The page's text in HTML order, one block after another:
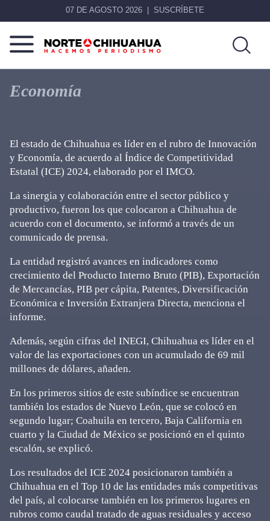
07 DE AGOSTO 2026 SUSCRÍBETE
Norte
Chihuahua
Más
que
noticias,
Economía
El estado de Chihuahua es líder en el rubro de Innovación
y Economía, de acuerdo al Índice de Competitividad
Estatal (ICE) 2024, elaborado por el IMCO.
La sinergia y colaboración entre el sector público y
productivo, fueron los que colocaron a Chihuahua de
acuerdo con el documento, se informó a través de un
comunicado de prensa.
La entidad registró avances en indicadores como
crecimiento del Producto Interno Bruto (PIB), Exportación
de Mercancías, PIB per cápita, Patentes, Diversificación
Económica e Inversión Extranjera Directa, menciona el
informe.
Además, según cifras del INEGI, Chihuahua es líder en el
valor de las exportaciones con un acumulado de 69 mil
millones de dólares, añaden.
En los primeros sitios de este subíndice se encuentran
también los estados de Nuevo León, que se colocó en
segundo lugar; Coahuila en tercero, Baja California en
cuarto y la Ciudad de México se posicionó en el quinto
escalón, se explicó.
Los resultados del ICE 2024 posicionaron también a
Chihuahua en el Top 10 de las entidades más competitivas
del país, al colocarse también en los primeros lugares en
rubros como caudal tratado de aguas residuales y acceso